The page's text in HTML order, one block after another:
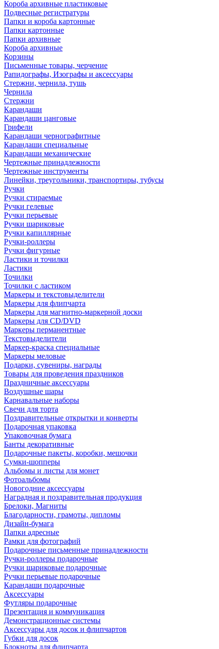
Короба архивные пластиковые
Подвесные регистратуры
Папки и короба картонные
Папки картонные
Папки архивные
Короба архивные
Корзины
Письменные товары, черчение
Рапидографы, Изографы и аксессуары
Стержни, чернила, тушь
Чернила
Стержни
Карандаши
Карандаши цанговые
Грифели
Карандаши чернографитные
Карандаши специальные
Карандаши механические
Чертежные принадлежности
Чертежные инструменты
Линейки, треугольники, транспортиры, тубусы
Ручки
Ручки стираемые
Ручки гелевые
Ручки перьевые
Ручки шариковые
Ручки капиллярные
Ручки-роллеры
Ручки фигурные
Ластики и точилки
Ластики
Точилки
Точилки с ластиком
Маркеры и текстовыделители
Маркеры для флипчарта
Маркеры для магнитно-маркерной доски
Маркеры для CD/DVD
Маркеры перманентные
Текстовыделители
Маркер-краска специальные
Маркеры меловые
Подарки, сувениры, награды
Товары для проведения праздников
Праздничные аксессуары
Воздушные шары
Карнавальные наборы
Свечи для торта
Поздравительные открытки и конверты
Подарочная упаковка
Упаковочная бумага
Банты декоративные
Подарочные пакеты, коробки, мешочки
Сумки-шопперы
Альбомы и листы для монет
Фотоальбомы
Новогодние аксессуары
Наградная и поздравительная продукция
Брелоки, Магниты
Благодарности, грамоты, дипломы
Дизайн-бумага
Папки адресные
Рамки для фотографий
Подарочные письменные принадлежности
Ручки-роллеры подарочные
Ручки шариковые подарочные
Ручки перьевые подарочные
Карандаши подарочные
Аксессуары
Футляры подарочные
Презентация и коммуникация
Демонстрационные системы
Аксессуары для досок и флипчартов
Губки для досок
Блокноты для флипчарта